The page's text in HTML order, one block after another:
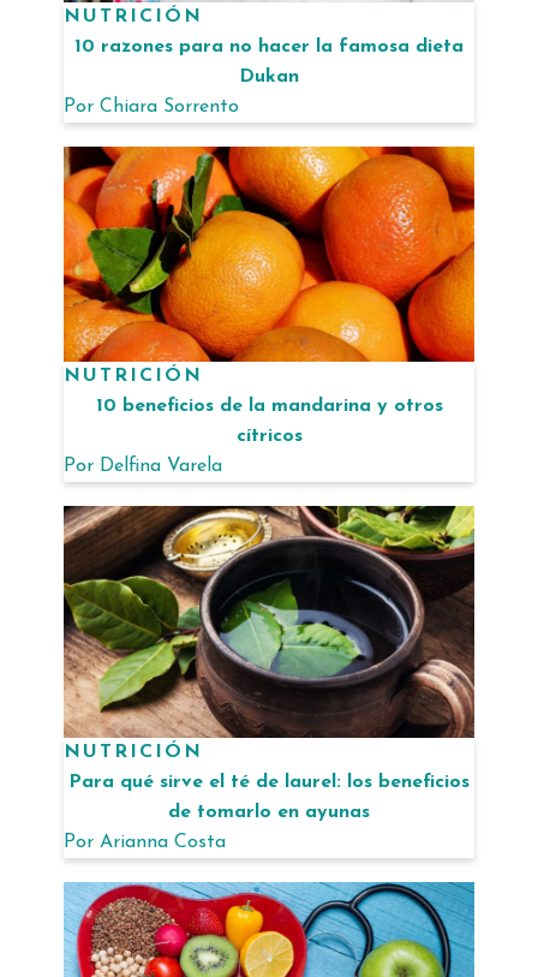
NUTRICIÓN
10 razones para no hacer la famosa dieta
Dukan
Por Chiara Sorrento
NUTRICIÓN
10 beneficios de la mandarina y otros
cítricos
Por Delfina Varela
NUTRICIÓN
Para qué sirve el té de laurel: los beneficios
de tomarlo en ayunas
Por Arianna Costa